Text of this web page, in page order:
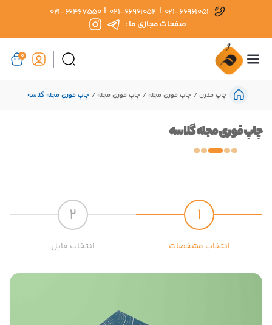
021-66961051
|
021-66961052
|
021-66467550
صفحات مجازی ما :
0
چاپ مدرن چاپ فوری مجله چاپ فوری مجله چاپ فوری مجله گلاسه
چاپ فوری مجله گلاسه
1
انتخاب مشخصات
2
انتخاب فایل